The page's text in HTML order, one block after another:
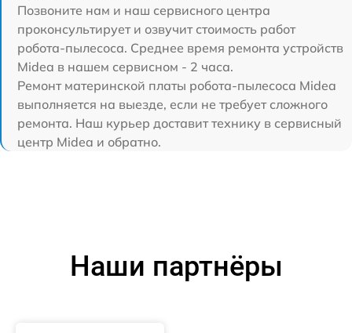
Позвоните нам и наш сервисного центра
проконсультирует и озвучит стоимость работ
робота-пылесоса. Среднее время ремонта устройств
Midea в нашем сервисном - 2 часа.
Ремонт материнской платы робота-пылесоса Midea
выполняется на выезде, если не требует сложного
ремонта. Наш курьер доставит технику в сервисный
центр Midea и обратно.
Наши партнёры